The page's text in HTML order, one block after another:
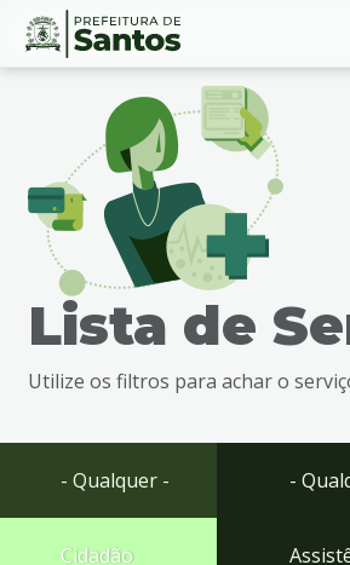
Ir
busca
Ir
rodapé
Conteúdo
Lista de
Utilize os filtros para achar o
- Qualquer -
Cidadão
-